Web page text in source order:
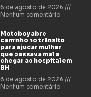
6 de agosto de 2026
Nenhum comentário
Motoboy abre
caminho no trânsito
para ajudar mulher
que passava mal a
chegar ao hospital em
BH
6 de agosto de 2026
Nenhum comentário